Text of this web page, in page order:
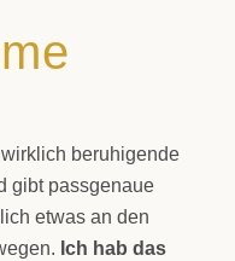
beruhigende
gibt passgenaue
etwas an den
Ich hab das